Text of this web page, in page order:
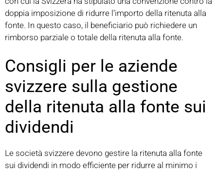
doppia imposizione di ridurre l’importo della ritenuta alla
fonte. In questo caso, il beneficiario può richiedere un
rimborso parziale o totale della ritenuta alla fonte.
Consigli per le aziende
svizzere sulla gestione
della ritenuta alla fonte sui
dividendi
Le società svizzere devono gestire la ritenuta alla fonte
sui dividendi in modo efficiente per ridurre al minimo i